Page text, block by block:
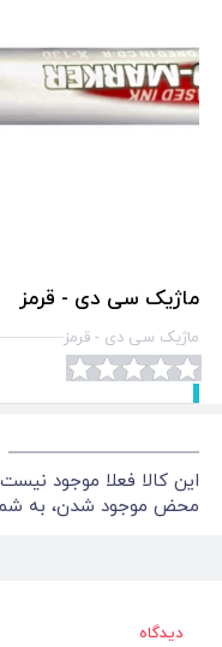
ماژیک سی دی - قرمز
ماژیک سی دی - قرمز
این کالا فعلا موجود نیست
محض موجود شدن، به
دیدگاه